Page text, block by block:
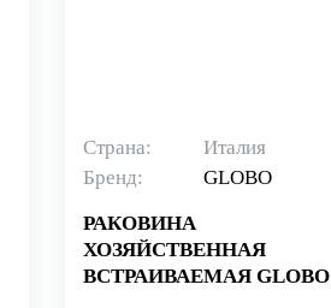
Страна:
Италия
Бренд:
GLOBO
РАКОВИНА
ХОЗЯЙСТВЕННАЯ
ВСТРАИВАЕМАЯ GLOBO